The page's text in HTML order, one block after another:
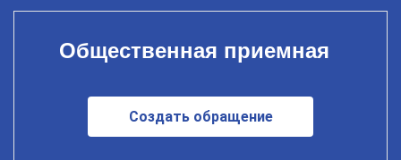
Общественная приемная
Создать обращение